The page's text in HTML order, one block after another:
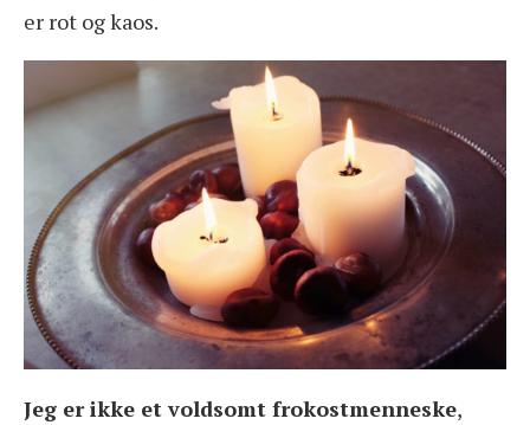
er rot og kaos.
Jeg er ikke et voldsomt frokostmenneske,